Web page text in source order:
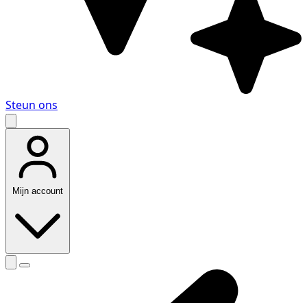
Steun ons
Mijn account